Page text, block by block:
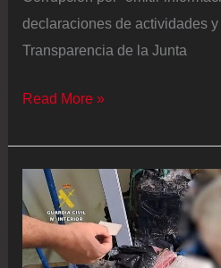
declaraciones de actividades
Transparencia de la Junta
El
denuncia
ante
la
Oficina
Antifraude
Read More »